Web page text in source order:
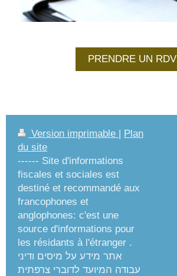
PRENDRE UN RDV
Version imprimable
Plan
du site
------ Site d'informations
fiscales et sociales est
destiné et recommandé aux
francophones et
anglophones: c'est une
source d'informations pour
les résidants à l'étranger .
אתר מידע על מיסים ודיני
עבודה המיועד לדוברי צרפתית